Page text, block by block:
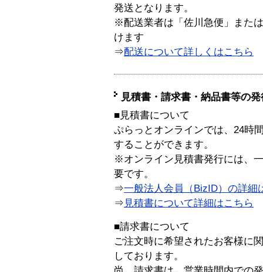
発送となります。
※配送業者は「佐川急便」また
けます
⇒配送について詳しくはこちら
見積書・請求書・納品書等の
■見積書について
ぷらっとオンラインでは、24時
することができます。
※オンライン見積書発行には、
要です。
⇒一般法人会員（BizID）の詳細
⇒ 見積書について詳細はこちら
■請求書について
ご注文時に希望されたお客様に
しております。